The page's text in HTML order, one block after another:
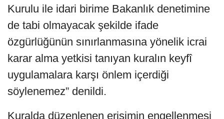
Kurulu ile idari birime Bakanlık denetimine
de tabi olmayacak şekilde ifade
özgürlüğünün sınırlanmasına yönelik icrai
karar alma yetkisi tanıyan kuralın keyfî
uygulamalara karşı önlem içerdiği
söylenemez” denildi.
Kuralda düzenlenen erişimin engellenmesi